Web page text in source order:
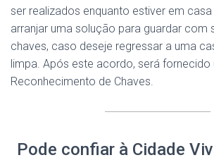
ser realizados enquanto estiver em
arranjar uma solução para guardar com
chaves, caso deseje regressar a uma
limpa. Após este acordo, será fornecido
Reconhecimento de Chaves.
Pode confiar à Cidade